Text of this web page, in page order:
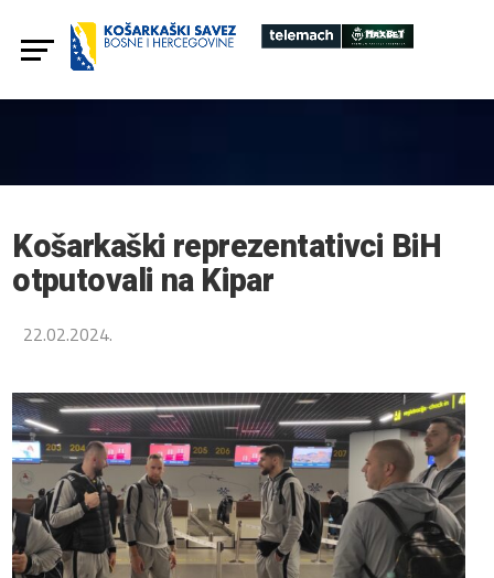
Košarkaški reprezentativci BiH
otputovali na Kipar
22.02.2024.